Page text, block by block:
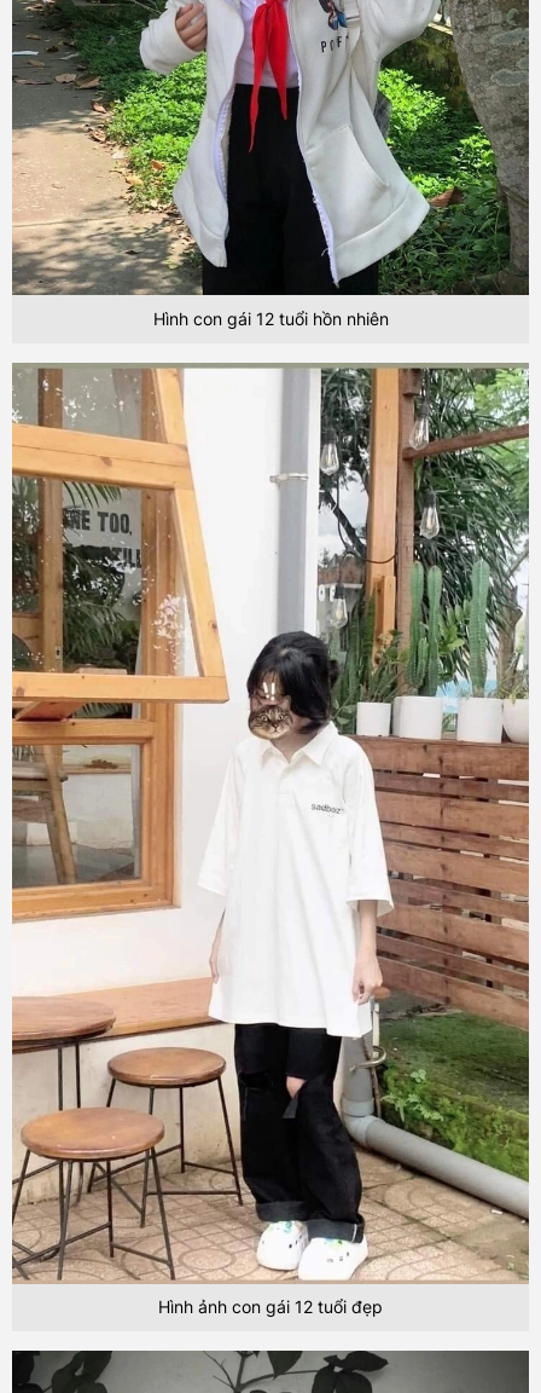
Hình con gái 12 tuổi hồn nhiên
Hình ảnh con gái 12 tuổi đẹp